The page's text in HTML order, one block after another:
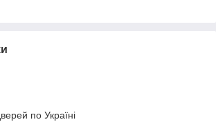
по Україні